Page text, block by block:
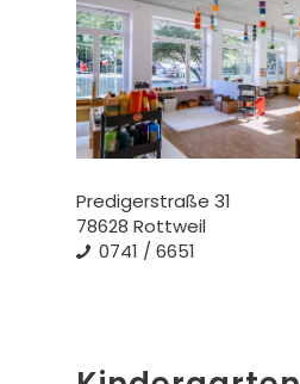
Predigerstraße 31
78628 Rottweil
0741 / 6651